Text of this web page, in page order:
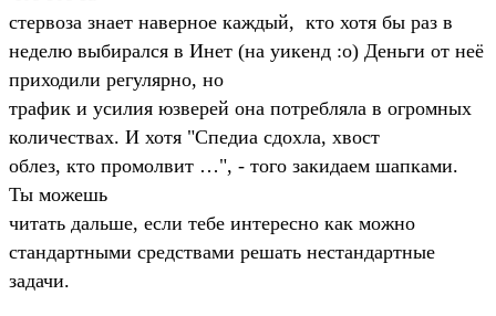
стервоза знает наверное каждый, кто хотя бы раз в
неделю выбирался в Инет (на уикенд :o) Деньги от неё
приходили регулярно, но
трафик и усилия юзверей она потребляла в огромных
количествах. И хотя "Спедиа сдохла, хвост
облез, кто промолвит …", - того закидаем шапками.
Ты можешь
читать дальше, если тебе интересно как можно
стандартными средствами решать нестандартные
задачи.